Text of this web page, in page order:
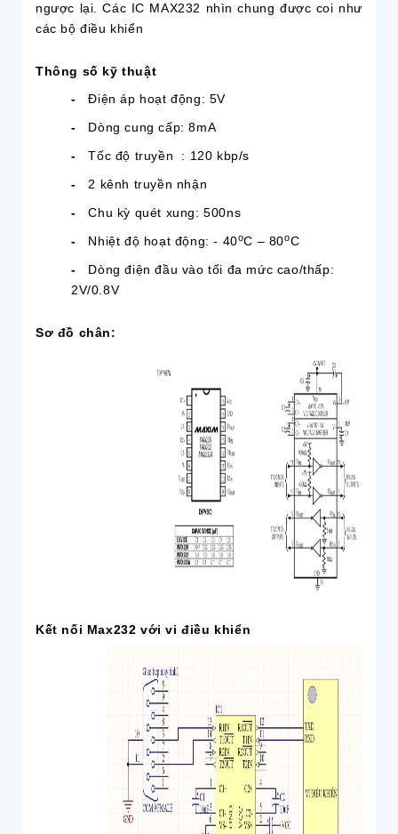
ngược lại. Các IC MAX232 nhìn chung được coi như
các bộ điều khiển
Thông số kỹ thuật
-Điện áp hoạt động: 5V
- Dòng cung cấp: 8mA
-Tốc độ truyền : 120 kbp/s
-2 kênh truyền nhận
-Chu kỳ quét xung: 500ns
- Nhiệt độ hoạt động: - 40oC – 80oC
- Dòng điện đầu vào tối đa mức cao/thấp:
2V/0.8V
Sơ đồ chân:
Kết nối Max232 với vi điều khiển